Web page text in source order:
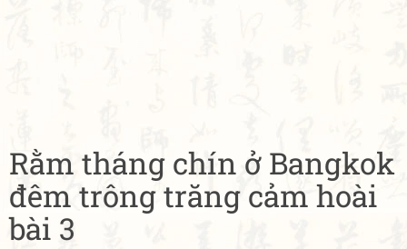
Rằm tháng chín ở Bangkok
đêm trông trăng cảm hoài
bài 3